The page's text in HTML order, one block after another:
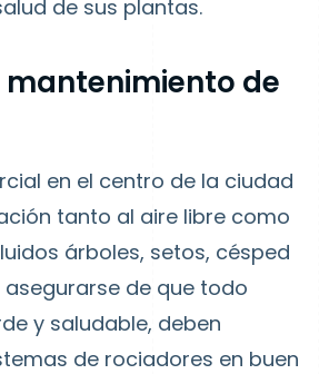
de sus plantas.
mantenimiento de
en el centro de la ciudad
tanto al aire libre como
árboles, setos, césped
asegurarse de que todo
y saludable, deben
de rociadores en buen